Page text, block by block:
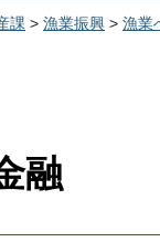
課 > 漁業振興 > 漁業
融